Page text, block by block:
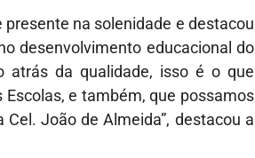
na solenidade e destacou
desenvolvimento educacional do
atrás da qualidade, isso é o que
e também, que possamos
João de Almeida”, destacou a